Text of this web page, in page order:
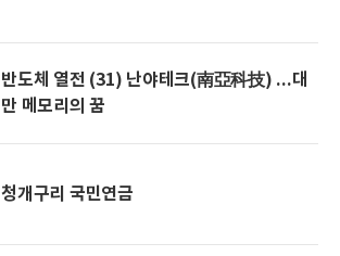
반도체 열전 (31) 난야테크(南亞科技) ...대
만 메모리의 꿈
청개구리 국민연금